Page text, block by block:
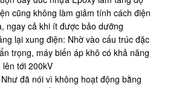
cũng không làm giảm tính cách điện
ngay cả khi ít được bảo dưỡng
lại xung điện: Nhờ vào cấu trúc đặc
trọng, máy biến áp khô có khả năng
tới 200kV
đã nói vì không hoạt động bằng